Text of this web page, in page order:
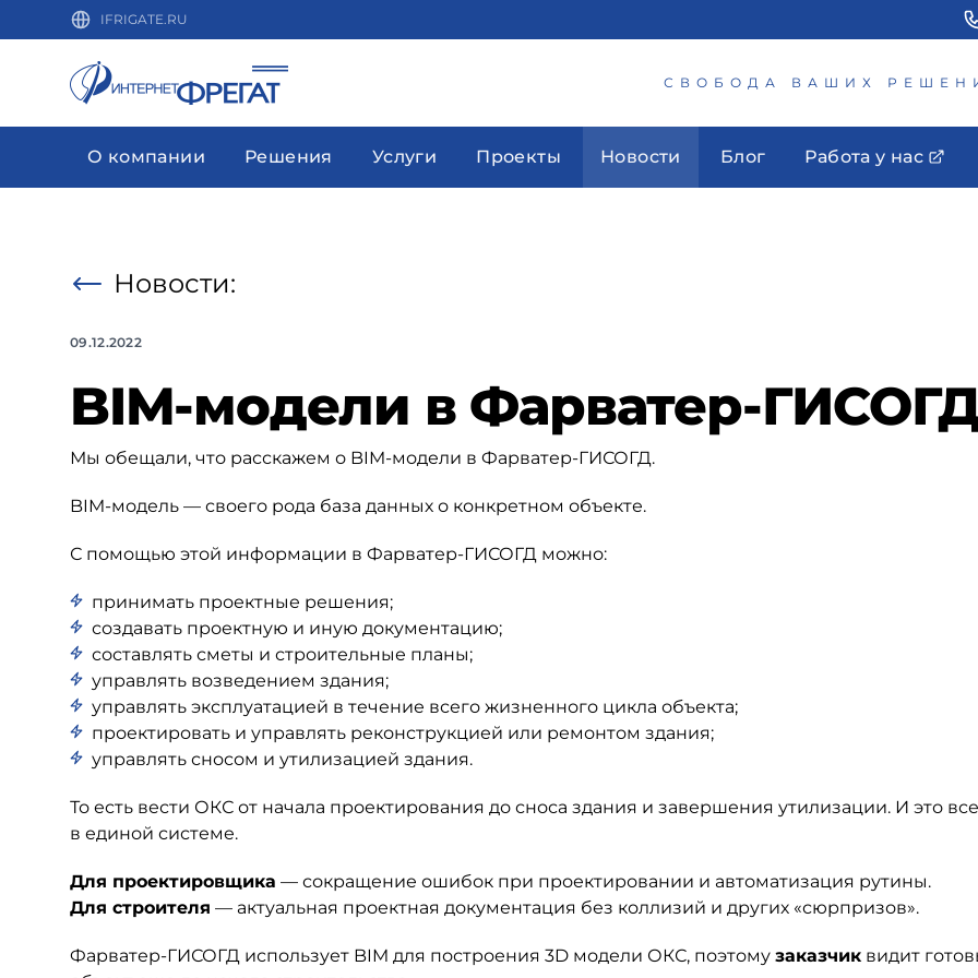
IFRIGATE.RU
СВОБОДА ВАШИХ
О компании Решения Услуги Проекты Новости Блог Работа у нас
Новости:
09.12.2022
BIM-модели в Фарватер-
Мы обещали, что расскажем о BIM-модели в Фарватер-ГИСОГД.
BIM-модель — своего рода база данных о конкретном объекте.
С помощью этой информации в Фарватер-ГИСОГД можно:
принимать проектные решения;
создавать проектную и иную документацию;
составлять сметы и строительные планы;
управлять возведением здания;
управлять эксплуатацией в течение всего жизненного цикла объекта;
проектировать и управлять реконструкцией или ремонтом здания;
управлять сносом и утилизацией здания.
То есть вести ОКС от начала проектирования до сноса здания и завершения утилизации. И это все
в единой системе.
Для проектировщика — сокращение ошибок при проектировании и автоматизация рутины.
Для строителя — актуальная проектная документация без коллизий и других «сюрпризов».
Фарватер-ГИСОГД использует BIM для построения 3D модели ОКС, поэтому заказчик видит